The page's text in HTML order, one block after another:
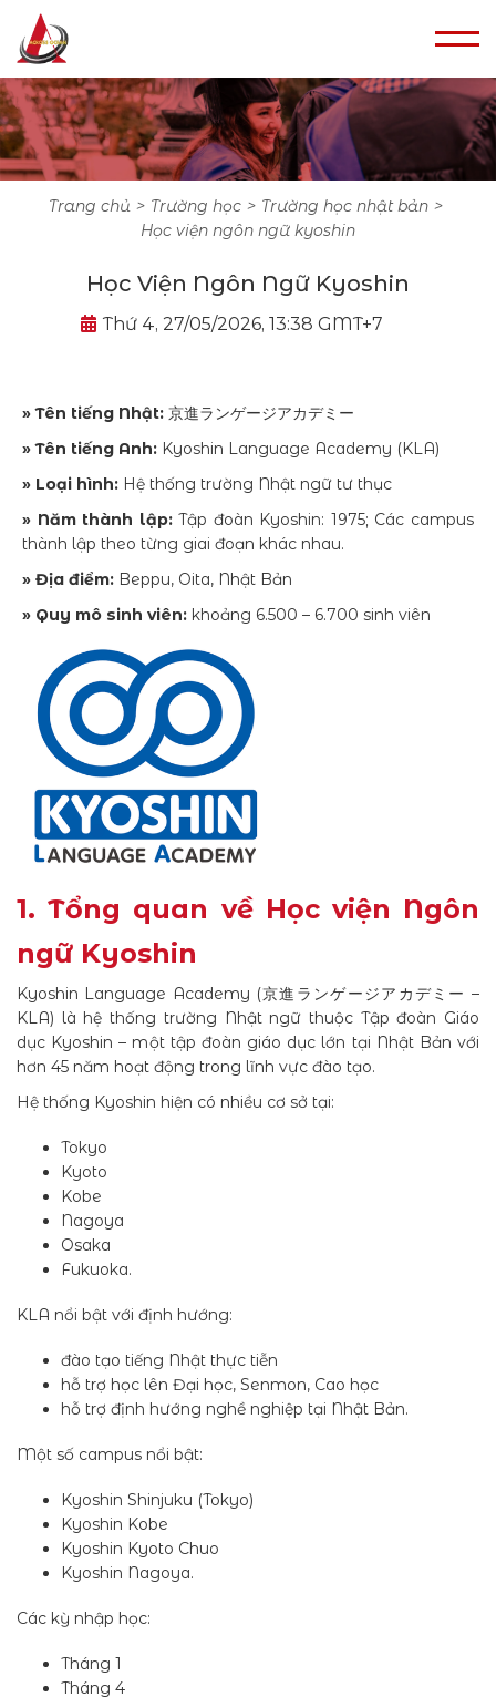
trang chủ trường học
trường học nhật bản
học viện ngôn ngữ kyoshin
Học Viện Ngôn Ngữ Kyoshin
Thứ 4, 27/05/2026, 13:38 GMT+7
» Tên tiếng Nhật: 京進ランゲージアカデミー
» Tên tiếng Anh: Kyoshin Language Academy (KLA)
» Loại hình: Hệ thống trường Nhật ngữ tư thục
» Năm thành lập:Tập đoàn Kyoshin: 1975; Các campus
thành lập theo từng giai đoạn khác nhau.
» Địa điểm: Beppu, Oita, Nhật Bản
» Quy mô sinh viên: khoảng 6.500 – 6.700 sinh viên
1. Tổng quan về Học viện Ngôn
ngữ Kyoshin
Kyoshin Language Academy (京進ランゲージアカデミー –
KLA) là hệ thống trường Nhật ngữ thuộc Tập đoàn Giáo
dục Kyoshin – một tập đoàn giáo dục lớn tại Nhật Bản với
hơn 45 năm hoạt động trong lĩnh vực đào tạo.
Hệ thống Kyoshin hiện có nhiều cơ sở tại:
Tokyo
Kyoto
Kobe
Nagoya
Osaka
Fukuoka.
KLA nổi bật với định hướng:
đào tạo tiếng Nhật thực tiễn
hỗ trợ học lên Đại học, Senmon, Cao học
hỗ trợ định hướng nghề nghiệp tại Nhật Bản.
Một số campus nổi bật:
Kyoshin Shinjuku (Tokyo)
Kyoshin Kobe
Kyoshin Kyoto Chuo
Kyoshin Nagoya.
Các kỳ nhập học:
Tháng 1
Tháng 4